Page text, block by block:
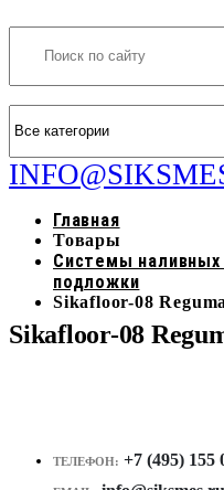
Главная
Товары
Системы наливных
подложки
Sikafloor-08
Sikafloor-08
ТЕЛЕФОН: +7 (495) 155